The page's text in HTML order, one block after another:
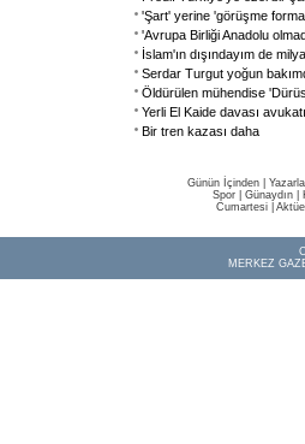
'Şart' yerine 'görüşme
'Avrupa Birliği Anadolu
İslam'ın dışındayım de
Serdar Turgut yoğun
Öldürülen mühendise
Yerli El Kaide davası
Bir tren kazası daha
Günün İçinden
Spor
Günaydın
Cumartesi|
MERKEZ